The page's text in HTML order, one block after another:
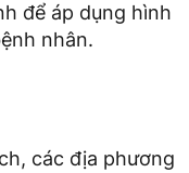
để áp dụng hình
nhân.
các địa phương